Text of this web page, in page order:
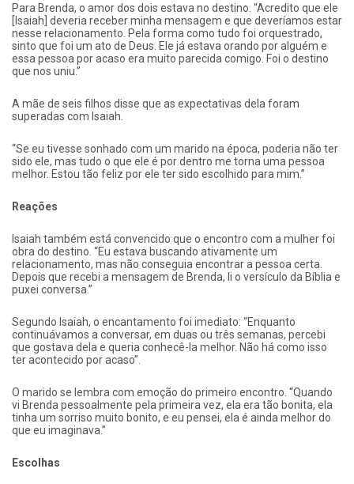
Para Brenda, o amor dos dois estava no destino. “Acredito que ele
[Isaiah] deveria receber minha mensagem e que deveríamos estar
nesse relacionamento. Pela forma como tudo foi orquestrado,
sinto que foi um ato de Deus. Ele já estava orando por alguém e
essa pessoa por acaso era muito parecida comigo. Foi o destino
que nos uniu.”
A mãe de seis filhos disse que as expectativas dela foram
superadas com Isaiah.
“Se eu tivesse sonhado com um marido na época, poderia não ter
sido ele, mas tudo o que ele é por dentro me torna uma pessoa
melhor. Estou tão feliz por ele ter sido escolhido para mim.”
Reações
Isaiah também está convencido que o encontro com a mulher foi
obra do destino. “Eu estava buscando ativamente um
relacionamento, mas não conseguia encontrar a pessoa certa.
Depois que recebi a mensagem de Brenda, li o versículo da Bíblia e
puxei conversa.”
Segundo Isaiah, o encantamento foi imediato: “Enquanto
continuávamos a conversar, em duas ou três semanas, percebi
que gostava dela e queria conhecê-la melhor. Não há como isso
ter acontecido por acaso”.
O marido se lembra com emoção do primeiro encontro. “Quando
vi Brenda pessoalmente pela primeira vez, ela era tão bonita, ela
tinha um sorriso muito bonito, e eu pensei, ela é ainda melhor do
que eu imaginava.”
Escolhas